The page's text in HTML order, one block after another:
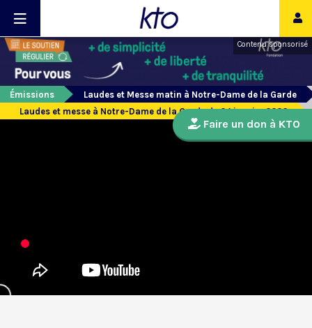
Contenu sponsorisé
Émissions
Laudes et Messe matin à Notre-Dame de la Garde
Laudes et messe à Notre-Dame de la Garde du 24 janvier 2026
Faire un don à KTO